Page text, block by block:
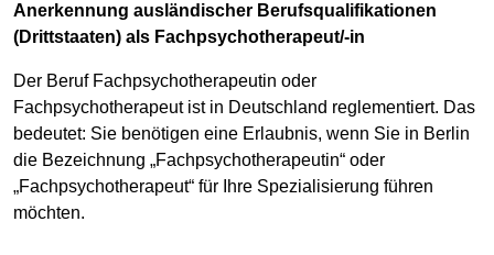
Anerkennung ausländischer Berufsqualifikationen
(Drittstaaten) als Fachpsychotherapeut/-in
Der Beruf Fachpsychotherapeutin oder
Fachpsychotherapeut ist in Deutschland reglementiert. Das
bedeutet: Sie benötigen eine Erlaubnis, wenn Sie in Berlin
die Bezeichnung „Fachpsychotherapeutin“ oder
„Fachpsychotherapeut“ für Ihre Spezialisierung führen
möchten.